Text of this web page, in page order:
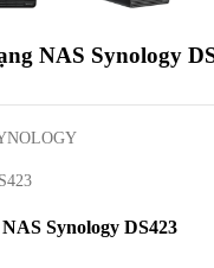
NAS Synology
Synology DS423